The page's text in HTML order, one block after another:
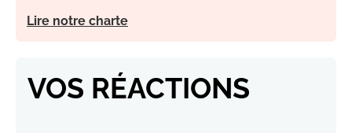
Lire notre charte
VOS RÉACTIONS